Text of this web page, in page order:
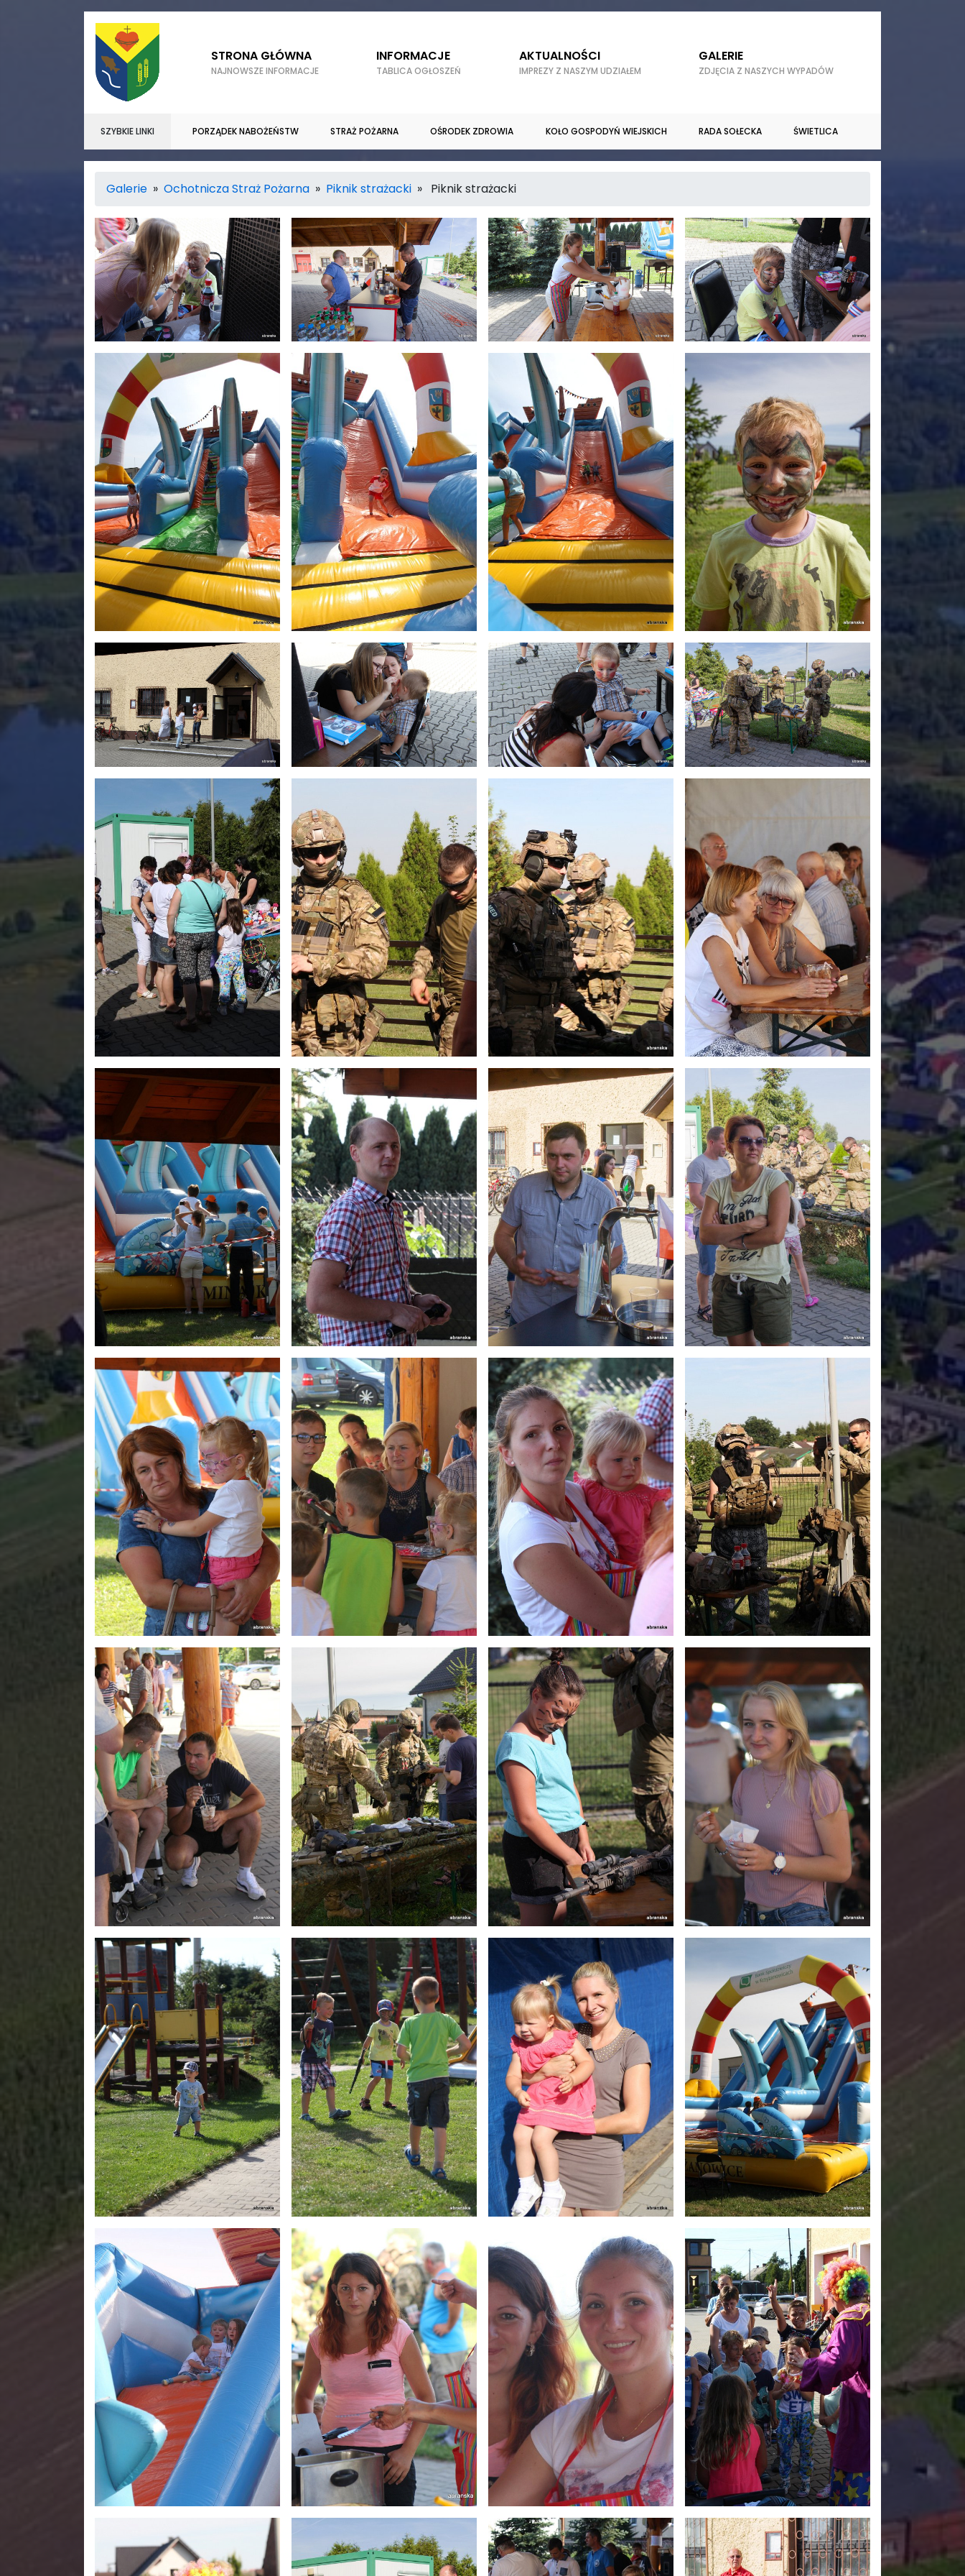
SZYBKIE LINKI
STRONA GŁÓWNA
NAJNOWSZE INFORMACJE
INFORMACJE
TABLICA OGŁOSZEŃ
AKTUALNOŚCI
IMPREZY Z NASZYM UDZIAŁEM
GALERIE
ZDJĘCIA Z NASZYCH WYPADÓW
PORZĄDEK NABOŻEŃSTW STRAŻ POŻARNA OŚRODEK ZDROWIA KOŁO GOSPODYŃ WIEJSKICH RADA SOŁECKA ŚWIETLICA
Galerie » Ochotnicza Straż Pożarna » Piknik strażacki » Piknik strażacki